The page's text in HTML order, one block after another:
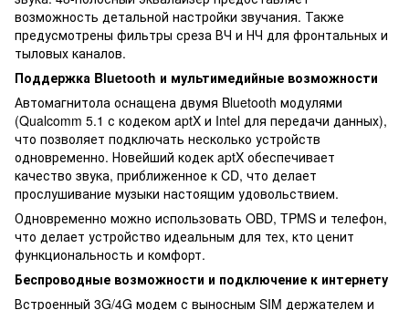
возможность детальной настройки звучания. Также
предусмотрены фильтры среза ВЧ и НЧ для фронтальных и
тыловых каналов.
Поддержка Bluetooth и мультимедийные возможности
Автомагнитола оснащена двумя Bluetooth модулями
(Qualcomm 5.1 с кодеком aptX и Intel для передачи данных),
что позволяет подключать несколько устройств
одновременно. Новейший кодек aptX обеспечивает
качество звука, приближенное к CD, что делает
прослушивание музыки настоящим удовольствием.
Одновременно можно использовать OBD, TPMS и телефон,
что делает устройство идеальным для тех, кто ценит
функциональность и комфорт.
Беспроводные возможности и подключение к интернету
Встроенный 3G/4G модем с выносным SIM держателем и